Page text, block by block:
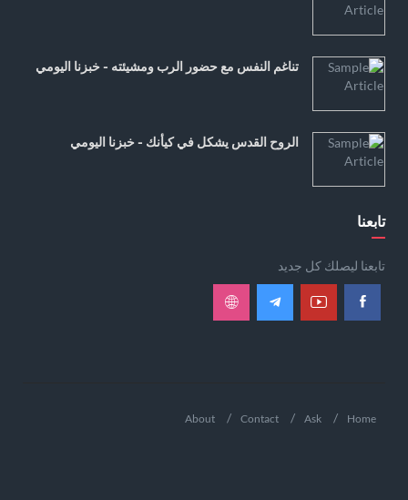
تناغم النفس مع حضور الرب ومشيئته - خبزنا اليومي
الروح القدس يشكل في كيأنك - خبزنا اليومي
تابعنا
تابعنا ليصلك كل جديد
Home
Ask
Contact
About